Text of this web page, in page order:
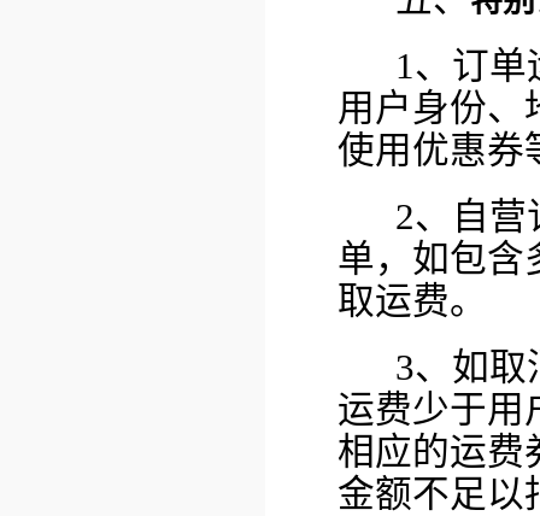
1、订单
用户身份、
使用优惠券
2、自营
单，如包含
取运费。
3、如取
运费少于用
相应的运费
金额不足以